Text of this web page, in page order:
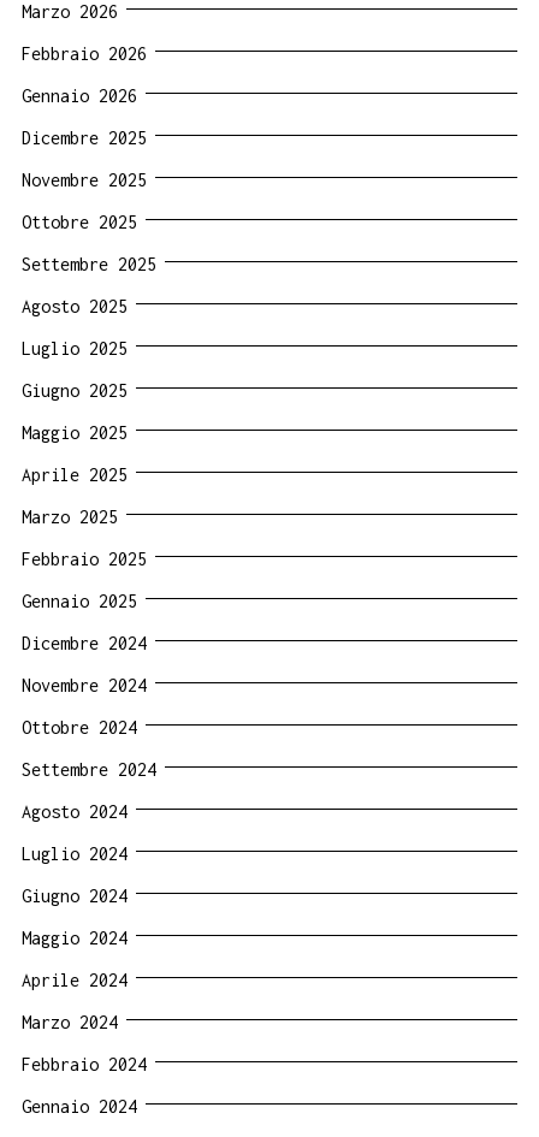
Marzo 2026
Febbraio 2026
Gennaio 2026
Dicembre 2025
Novembre 2025
Ottobre 2025
Settembre 2025
Agosto 2025
Luglio 2025
Giugno 2025
Maggio 2025
Aprile 2025
Marzo 2025
Febbraio 2025
Gennaio 2025
Dicembre 2024
Novembre 2024
Ottobre 2024
Settembre 2024
Agosto 2024
Luglio 2024
Giugno 2024
Maggio 2024
Aprile 2024
Marzo 2024
Febbraio 2024
Gennaio 2024